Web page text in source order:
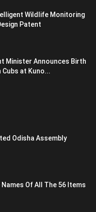
Wildlife Monitoring
Patent
Minister Announces Birth
at Kuno...
Odisha Assembly
Names Of All The 56 Items